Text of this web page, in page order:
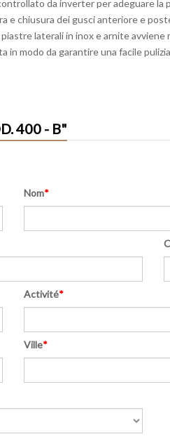
da inverter per adeguare la
chiusura dei gusci anteriore e
laterali in inox e arnite
modo da garantire una facile
400 - B"
Nom*
Activité*
Ville*